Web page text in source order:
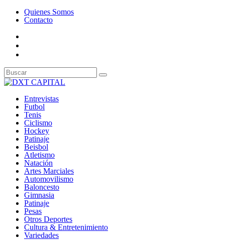
Quienes Somos
Contacto
Entrevistas
Futbol
Tenis
Ciclismo
Hockey
Patinaje
Beisbol
Atletismo
Natación
Artes Marciales
Automovilismo
Baloncesto
Gimnasia
Patinaje
Pesas
Otros Deportes
Cultura & Entretenimiento
Variedades